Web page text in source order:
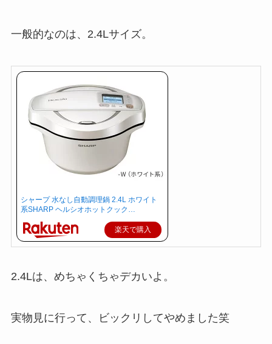
一般的なのは、2.4Lサイズ。
シャープ 水なし自動調理鍋 2.4L ホワイト
系SHARP ヘルシオホットクック…
楽天で購入
2.4Lは、めちゃくちゃデカいよ。
実物見に行って、ビックリしてやめました笑